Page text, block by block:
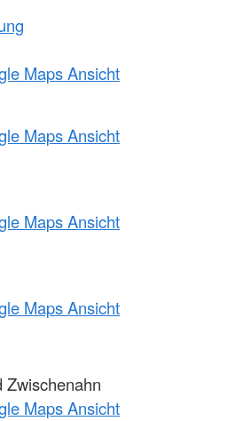
Maps Ansicht
Maps Ansicht
Maps Ansicht
Maps Ansicht
Zwischenahn
Maps Ansicht